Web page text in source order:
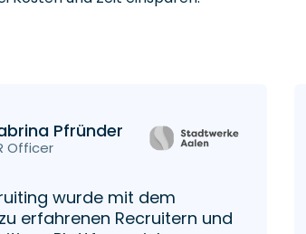
Pfründer
Officer
wurde mit dem
erfahrenen Recruitern und